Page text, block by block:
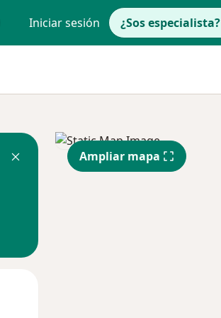
Iniciar sesión ¿Sos especialista?
Ampliar mapa